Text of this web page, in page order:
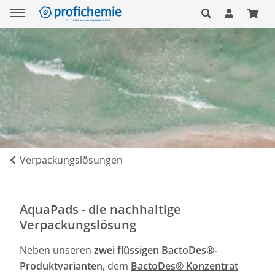
Verpackungslösungen
AquaPads - die nachhaltige
Verpackungslösung
Neben unseren zwei flüssigen BactoDes®-
Produktvarianten, dem BactoDes® Konzentrat